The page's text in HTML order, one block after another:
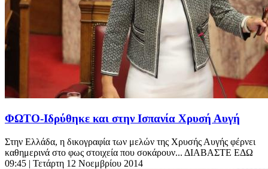
ΦΩΤΟ-Ιδρύθηκε και στην Ισπανία Χρυσή Αυγή
Στην Ελλάδα, η δικογραφία των μελών της Χρυσής Αυγής φέρνει
καθημερινά στο φως στοιχεία που σοκάρουν... ΔΙΑΒΑΣΤΕ ΕΔΩ
09:45 | Τετάρτη 12 Νοεμβρίου 2014